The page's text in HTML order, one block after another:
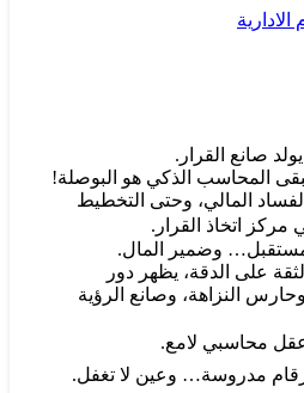
الادارية
صانع القرار.
المحاسب الذكي هو البوصلة!
المالي، وحتى التخطيط
اتخاذ القرار.
وضمير المال.
على الدقة، يظهر دور
النزاهة، وصانع الرؤية
محاسبي لامع.
مدروسة… وعين لا تغفل.